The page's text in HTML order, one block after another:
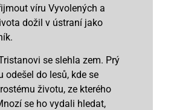
víru Vyvolených a
dožil v ústraní jako
se slehla zem. Prý
odešel do lesů, kde se
životu, ze kterého
se ho vydali hledat,